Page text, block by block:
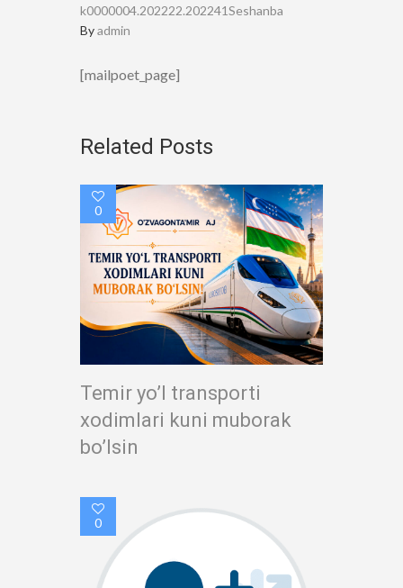
k0000004.202222.202241Seshanba
Byadmin
[mailpoet_page]
Related Posts
0
Temir yo’l transporti
xodimlari kuni muborak
bo’lsin
0